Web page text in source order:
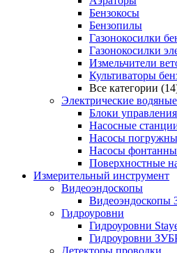
Бензокосы
Бензопилы
Газонокосилки
Газонокосилки
Измельчители
Культиваторы
Все категории
Электрические
Блоки
Насосные
Насосы
Насосы
Поверхностные
Измерительный инструмент
Видеоэндоскопы
Видеоэндоскопы
Гидроуровни
Гидроуровни
Гидроуровни
Детекторы проводки